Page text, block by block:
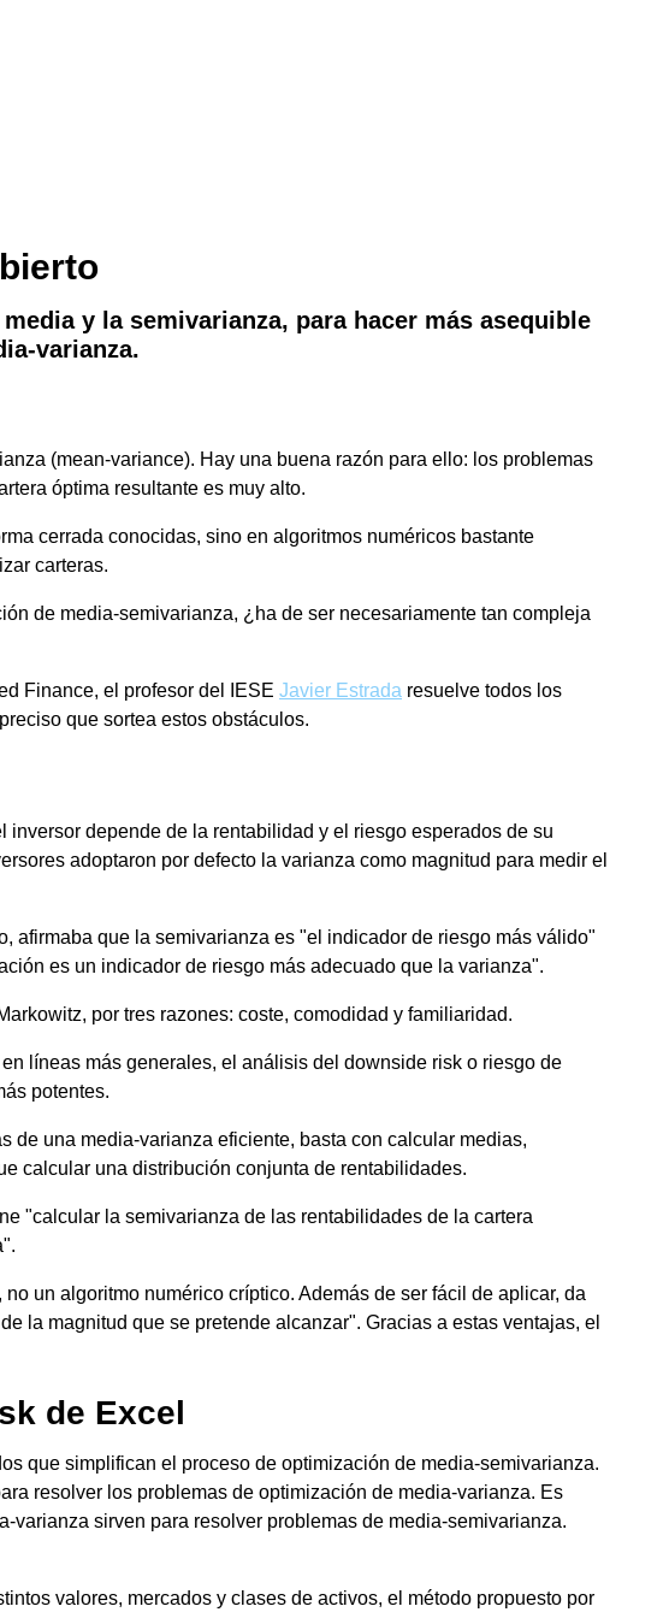
y la semivarianza, para hacer más asequible
varianza.
(mean-variance). Hay una buena razón para ello: los problemas
óptima resultante es muy alto.
cerrada conocidas, sino en algoritmos numéricos bastante
carteras.
de media-semivarianza, ¿ha de ser necesariamente tan compleja
Finance, el profesor del IESE Javier Estrada resuelve todos los
que sortea estos obstáculos.
depende de la rentabilidad y el riesgo esperados de su
adoptaron por defecto la varianza como magnitud para medir el
afirmaba que la semivarianza es "el indicador de riesgo más válido"
es un indicador de riesgo más adecuado que la varianza".
por tres razones: coste, comodidad y familiaridad.
líneas más generales, el análisis del downside risk o riesgo de
potentes.
de una media-varianza eficiente, basta con calcular medias,
calcular una distribución conjunta de rentabilidades.
"calcular la semivarianza de las rentabilidades de la cartera
un algoritmo numérico críptico. Además de ser fácil de aplicar, da
la magnitud que se pretende alcanzar". Gracias a estas ventajas, el
de Excel
que simplifican el proceso de optimización de media-semivarianza.
resolver los problemas de optimización de media-varianza. Es
sirven para resolver problemas de media-semivarianza.
valores, mercados y clases de activos, el método propuesto por